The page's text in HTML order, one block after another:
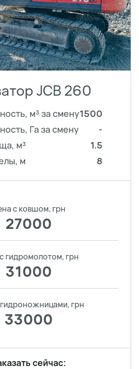
JCB 260
м³ за смену1500
Га за смену
-
м³
1.5
м
8
с ковшом, грн
27000
гидромолотом, грн
31000
грн
33000
сейчас: